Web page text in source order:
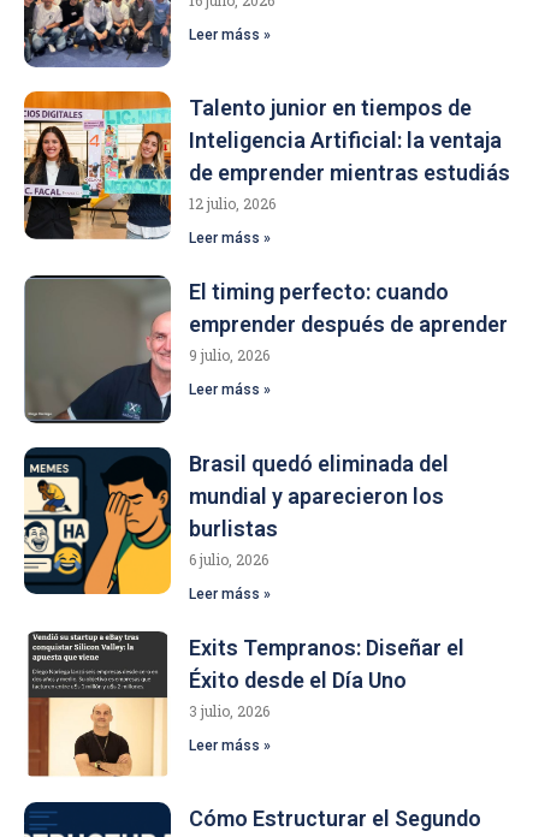
Leer máss »
Talento junior en tiempos de
Inteligencia Artificial: la ventaja
de emprender mientras estudiás
12 julio, 2026
Leer máss »
El timing perfecto: cuando
emprender después de aprender
9 julio, 2026
Leer máss »
Brasil quedó eliminada del
mundial y aparecieron los
burlistas
6 julio, 2026
Leer máss »
Exits Tempranos: Diseñar el
Éxito desde el Día Uno
3 julio, 2026
Leer máss »
Cómo Estructurar el Segundo